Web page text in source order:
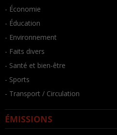
- Économie
- Éducation
- Environnement
- Faits divers
- Santé et bien-être
- Sports
- Transport / Circulation
ÉMISSIONS